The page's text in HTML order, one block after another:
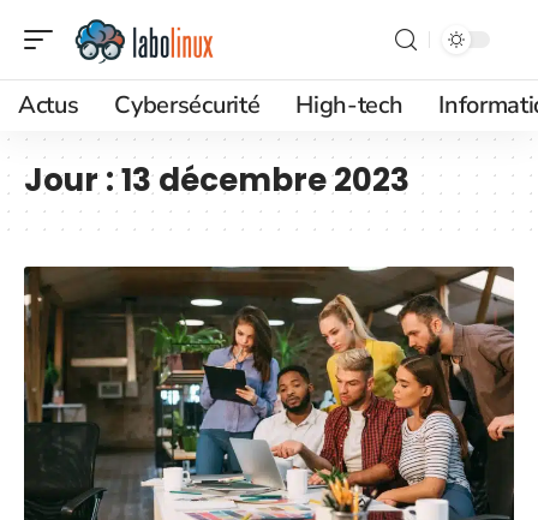
Actus Cybersécurité High-tech
Jour :13 décembre 2023